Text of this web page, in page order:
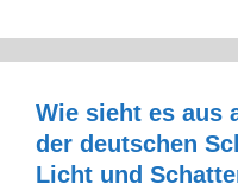
Wie sieht es aus
der deutschen
Licht und